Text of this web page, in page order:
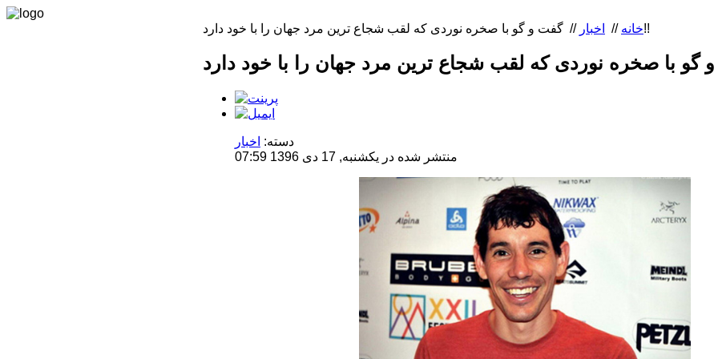
خانه // اخبار // گفت و گو با صخره نوردی که لقب شجاع ترین مرد جهان را با خود دارد!!
دسته: اخبار
منتشر شده در یکشنبه, 17 دی 1396 07:59